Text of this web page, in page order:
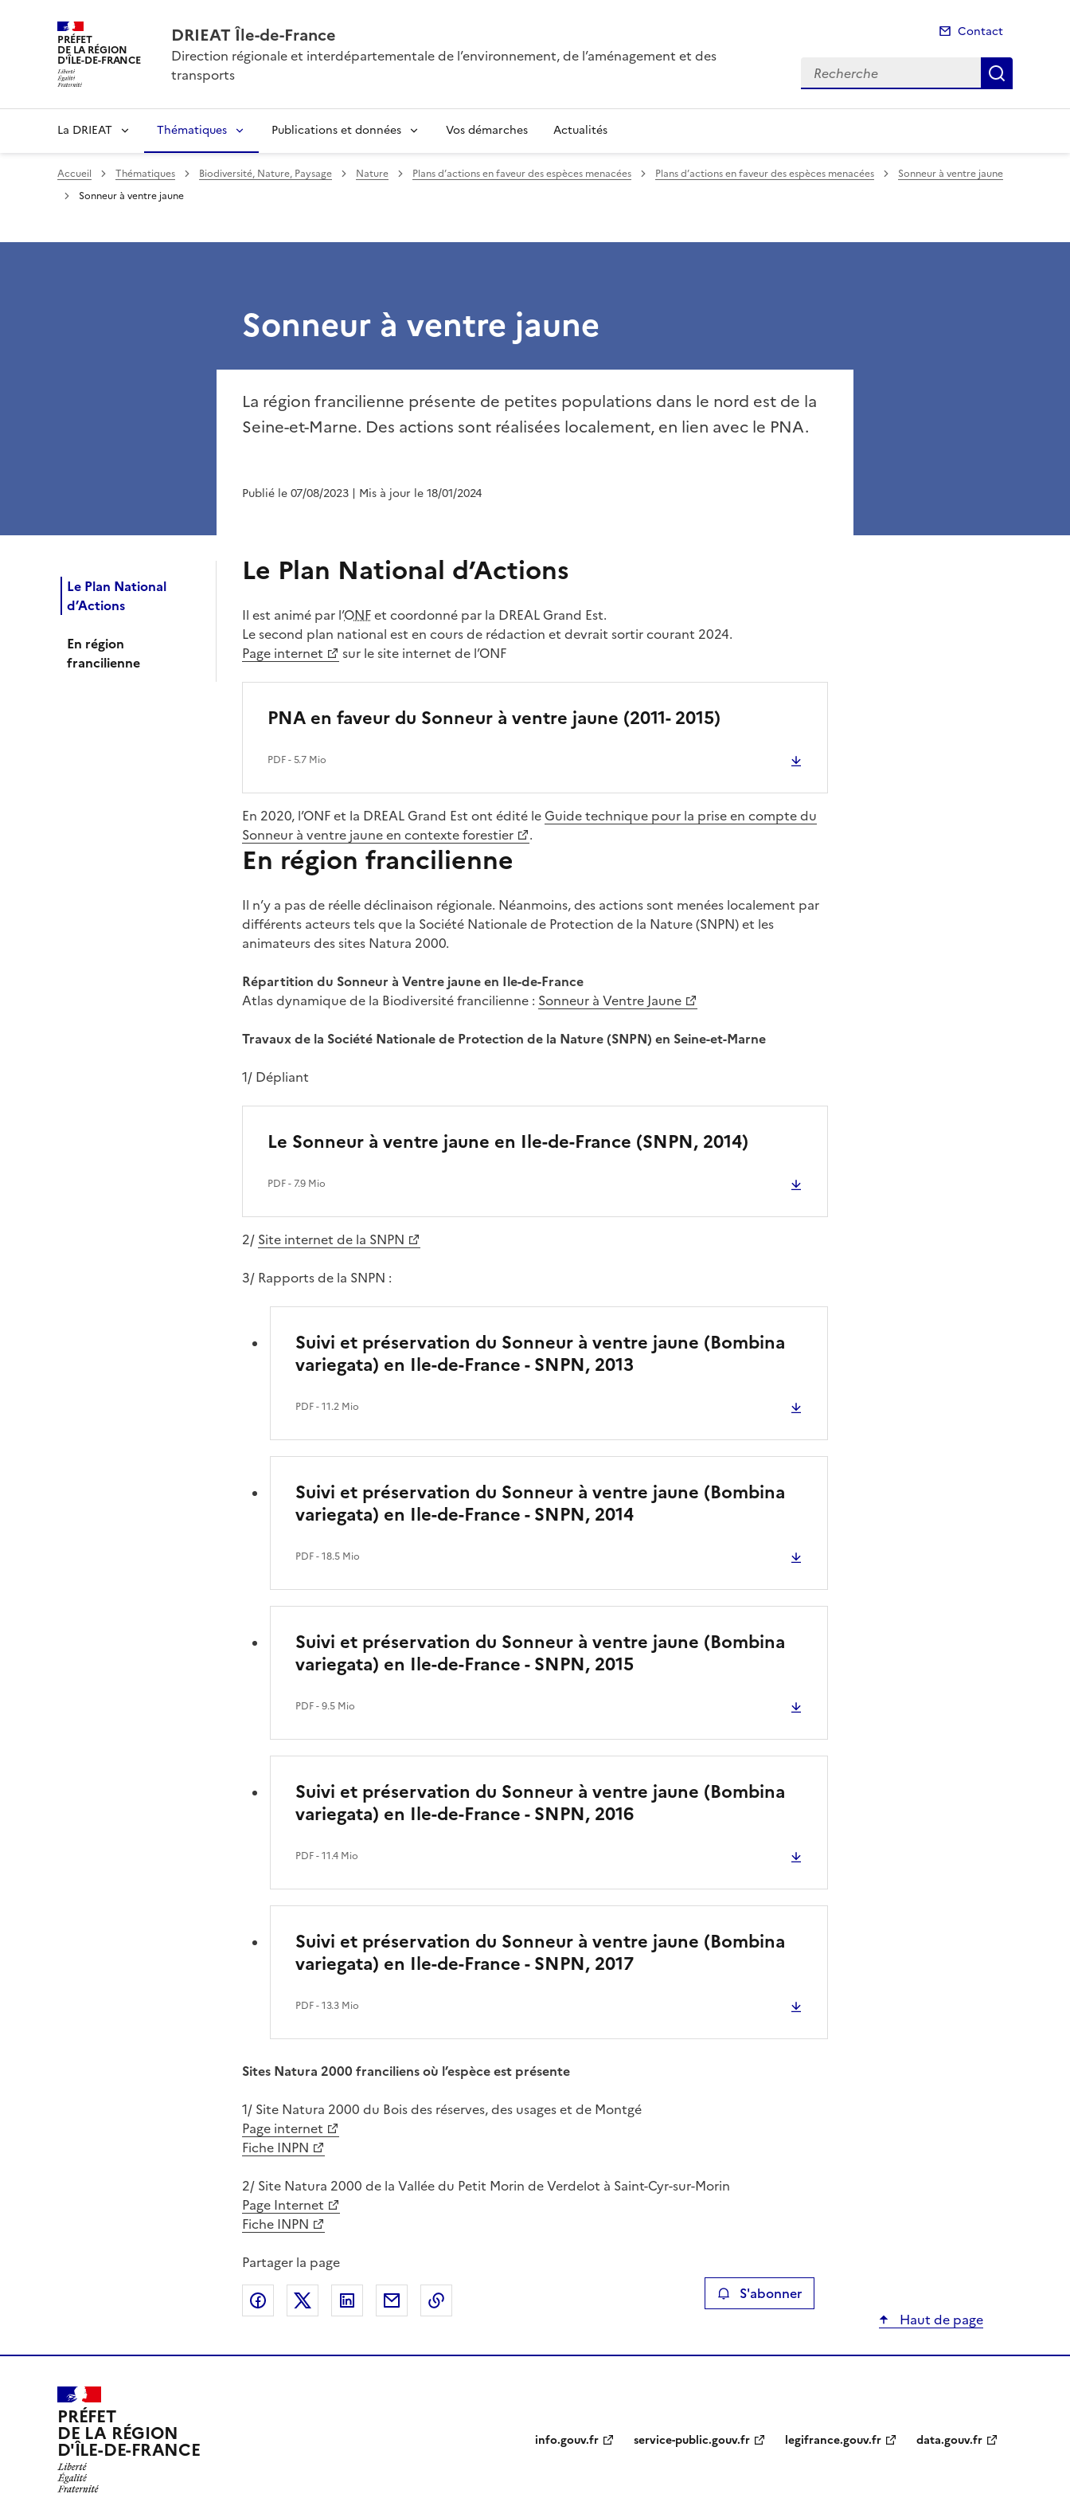
PRÉFET
DE LA RÉGION
D'ÎLE-DE-FRANCE
DRIEAT Île-de-France
Direction régionale et interdépartementale de l’environnement, de l’aménagement et des
transports
Contact
Recherche
La DRIEAT Thématiques Publications et données Vos démarches Actualités
Accueil Thématiques Biodiversité, Nature, Paysage Nature Plans d’actions en faveur des espèces menacées Plans d’actions en faveur des espèces menacées
Sonneur à ventre jaune
Sonneur à ventre jaune
Le Plan National
d’Actions
En région
francilienne
Sonneur à ventre jaune
La région francilienne présente de petites populations dans le nord est de la
Seine-et-Marne. Des actions sont réalisées localement, en lien avec le PNA.
Publié le 07/08/2023 | Mis à jour le 18/01/2024
Le Plan National d’Actions
Il est animé par l’ONFet coordonné par la DREAL Grand Est.
Le second plan national est en cours de rédaction et devrait sortir courant 2024.
Page internet
sur le site internet de l’ONF
PNA en faveur du Sonneur à ventre jaune (2011- 2015)
PDF- 5.7 Mio
En 2020, l’ONF et la DREAL Grand Est ont édité leGuide technique pour la prise en compte du
Sonneur à ventre jaune en contexte forestier
.
En région francilienne
Il n’y a pas de réelle déclinaison régionale. Néanmoins, des actions sont menées localement par
différents acteurs tels que la Société Nationale de Protection de la Nature (SNPN) et les
animateurs des sites Natura 2000.
Répartition du Sonneur à Ventre jaune en Ile-de-France
Atlas dynamique de la Biodiversité francilienne : Sonneur à Ventre Jaune
Travaux de la Société Nationale de Protection de la Nature (SNPN) en Seine-et-Marne
1/ Dépliant
Le Sonneur à ventre jaune en Ile-de-France (SNPN, 2014)
PDF- 7.9 Mio
2/ Site internet de la SNPN
3/ Rapports de la SNPN :
Suivi et préservation du Sonneur à ventre jaune (Bombina
variegata) en Ile-de-France - SNPN, 2013
PDF- 11.2 Mio
Suivi et préservation du Sonneur à ventre jaune (Bombina
variegata) en Ile-de-France - SNPN, 2014
PDF- 18.5 Mio
Suivi et préservation du Sonneur à ventre jaune (Bombina
variegata) en Ile-de-France - SNPN, 2015
PDF- 9.5 Mio
Suivi et préservation du Sonneur à ventre jaune (Bombina
variegata) en Ile-de-France - SNPN, 2016
PDF- 11.4 Mio
Suivi et préservation du Sonneur à ventre jaune (Bombina
variegata) en Ile-de-France - SNPN, 2017
PDF- 13.3 Mio
Sites Natura 2000 franciliens où l’espèce est présente
1/ Site Natura 2000 du Bois des réserves, des usages et de Montgé
Page internet
Fiche INPN
2/ Site Natura 2000 de la Vallée du Petit Morin de Verdelot à Saint-Cyr-sur-Morin
Page Internet
Fiche INPN
Partager la page
Partager sur Facebook
Partager sur XPartager sur LinkedIn
Partager par emailCopier le lien de la page dans le presse-papier S'abonner
Haut de page
PRÉFET
DE LA RÉGION
D'ÎLE-DE-FRANCE info.gouv.fr service-public.gouv.fr legifrance.gouv.fr data.gouv.fr